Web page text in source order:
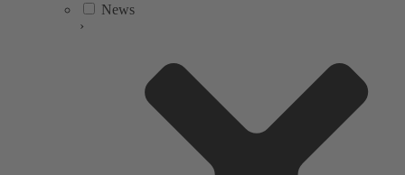
News
›